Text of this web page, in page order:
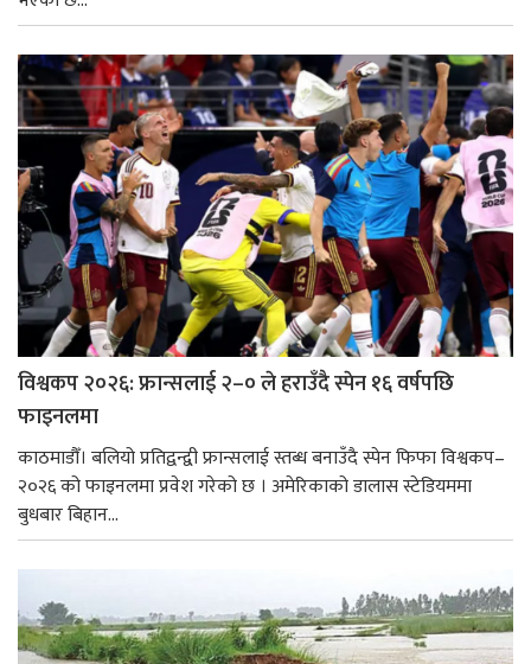
विश्वकप २०२६: फ्रान्सलाई २–० ले हराउँदै स्पेन १६ वर्षपछि
फाइनलमा
काठमाडौँ। बलियो प्रतिद्वन्द्वी फ्रान्सलाई स्तब्ध बनाउँदै स्पेन फिफा विश्वकप–
२०२६ को फाइनलमा प्रवेश गरेको छ । अमेरिकाको डालास स्टेडियममा
बुधबार बिहान...